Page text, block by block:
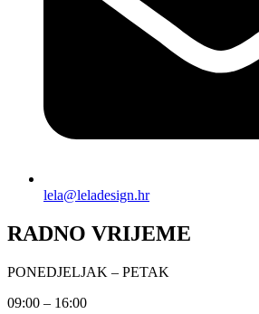
lela@leladesign.hr
RADNO VRIJEME
PONEDJELJAK – PETAK
09:00 – 16:00